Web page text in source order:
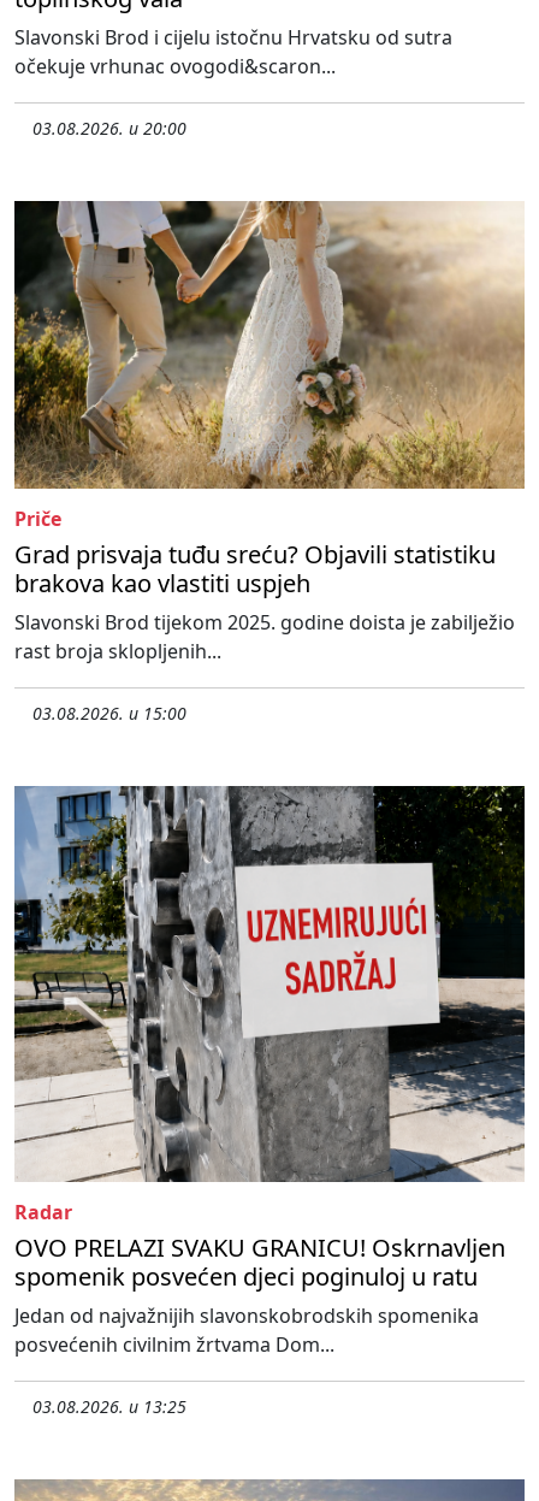
Slavonski Brod i cijelu istočnu Hrvatsku od sutra
očekuje vrhunac ovogodi&scaron...
03.08.2026. u 20:00
Priče
Grad prisvaja tuđu sreću? Objavili statistiku
brakova kao vlastiti uspjeh
Slavonski Brod tijekom 2025. godine doista je zabilježio
rast broja sklopljenih...
03.08.2026. u 15:00
Radar
OVO PRELAZI SVAKU GRANICU! Oskrnavljen
spomenik posvećen djeci poginuloj u ratu
Jedan od najvažnijih slavonskobrodskih spomenika
posvećenih civilnim žrtvama Dom...
03.08.2026. u 13:25